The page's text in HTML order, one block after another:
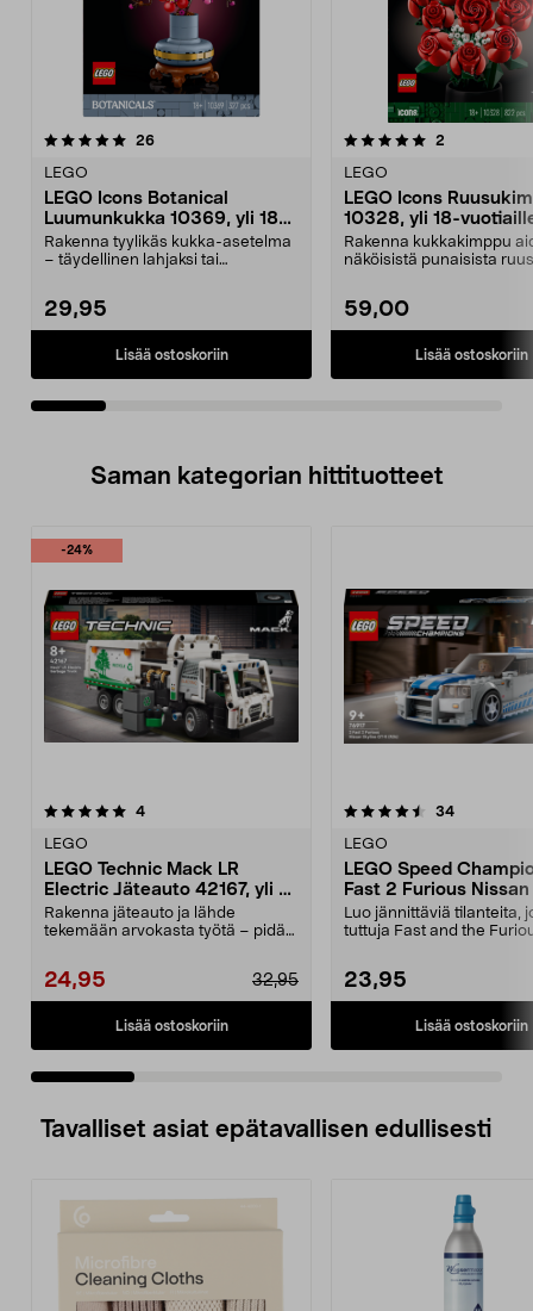
26arvostelut
LEGO
LEGO Icons Botanical
Luumunkukka 10369, yli 18-
vuotiaille
Rakenna tyylikäs kukka-asetelma
– täydellinen lahjaksi tai
29,95
Lisää ostoskoriin
5.0viidestä
2
LEGO
LEGO Icons
10328, yli 18-
Rakenna kukkakimppu
näköisistä punaisista
59,00
Lisää ostoskoriin
4.5viidestä
Saman kategorian hittituotteet
-24%
4arvostelut
LEGO
LEGO Technic Mack LR
Electric Jäteauto 42167, yli 8-
vuotiaille
Rakenna jäteauto ja lähde
tekemään arvokasta työtä – pidä
24,95 32,95
Lisää ostoskoriin
4.5 viidestä
34arvostelut
LEGO
LEGO Speed
Fast 2 Furious
GT-R (R34) 76917, yli
vuotiaille
Luo jännittäviä tilanteita,
tuttuja Fast and the
23,95
Lisää ostoskoriin
5.0 viidestä
Tavalliset asiat epätavallisen edullisesti